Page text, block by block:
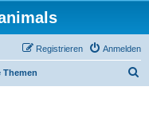
Anmelden
Registrieren
Themen